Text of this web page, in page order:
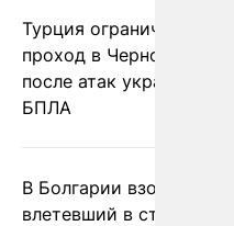
Турция ограничила
проход в Черное море
после атак украинских
БПЛА
В Болгарии взорвался
влетевший в страну из